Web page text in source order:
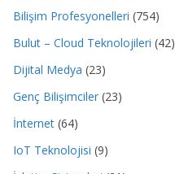
Bilişim Profesyonelleri (754)
Bulut – Cloud Teknolojileri (42)
Dijital Medya (23)
Genç Bilişimciler (23)
İnternet (64)
IoT Teknolojisi (9)